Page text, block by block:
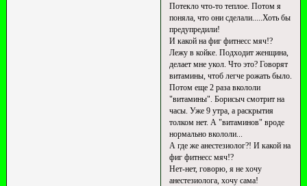
Потекло что-то теплое. Потом я
поняла, что они сделали.....Хоть бы
предупредили!
И какой на фиг фитнесс мяч!?
Лежу в койке. Подходит женщина,
делает мне укол. Что это? Говорят
витамины, чтоб легче рожать было.
Потом еще 2 раза вкололи
"витамины". Борисыч смотрит на
часы. Уже 9 утра, а раскрытия
толком нет. А "витаминов" вроде
нормально вкололи...
А где же анестезиолог?! И какой на
фиг фитнесс мяч!?
Нет-нет, говорю, я не хочу
анестезиолога, хочу сама!